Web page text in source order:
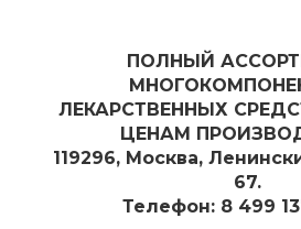
ПОЛНЫЙ
ЛЕКАРСТВЕННЫХ
ЦЕНАМ
119296, Москва,
67.
Телефон: 8 499